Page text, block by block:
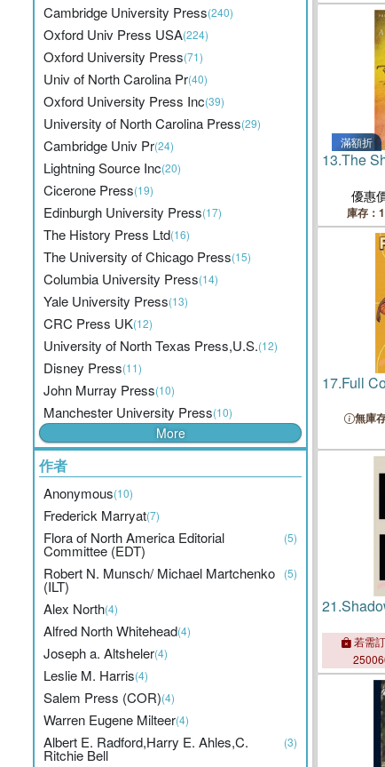
Cambridge University Press(240)
Oxford Univ Press USA(224)
Oxford University Press(71)
Univ of North Carolina Pr(40)
Oxford University Press Inc(39)
University of North Carolina Press(29)
Cambridge Univ Pr(24)
Lightning Source Inc(20)
Cicerone Press(19)
Edinburgh University Press(17)
The History Press Ltd(16)
The University of Chicago Press(15)
Columbia University Press(14)
Yale University Press(13)
CRC Press UK(12)
University of North Texas Press,U.S.(12)
Disney Press(11)
John Murray Press(10)
Manchester University Press(10)
More
作者
Anonymous(10)
Frederick Marryat(7)
Flora of North America Editorial
Committee (EDT)
(5)
Robert N. Munsch/ Michael Martchenko
(ILT)
(5)
Alex North(4)
Alfred North Whitehead(4)
Joseph a. Altsheler(4)
Leslie M. Harris(4)
Salem Press (COR)(4)
Warren Eugene Milteer(4)
Albert E. Radford,Harry E. Ahles,C.
Ritchie Bell
(3)
滿額折
13.The
優惠
庫存：1
17.Full
無庫
21.
若需